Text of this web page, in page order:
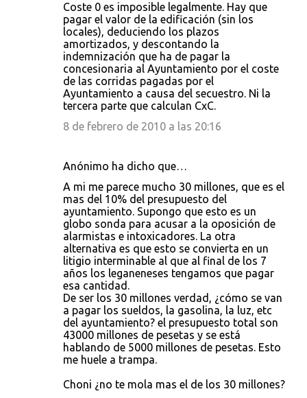
Coste 0 es imposible legalmente. Hay que
pagar el valor de la edificación (sin los
locales), deduciendo los plazos
amortizados, y descontando la
indemnización que ha de pagar la
concesionaria al Ayuntamiento por el coste
de las corridas pagadas por el
Ayuntamiento a causa del secuestro. Ni la
tercera parte que calculan CxC.
8 de febrero de 2010 a las 20:16
Anónimo ha dicho que…
A mi me parece mucho 30 millones, que es el
mas del 10% del presupuesto del
ayuntamiento. Supongo que esto es un
globo sonda para acusar a la oposición de
alarmistas e intoxicadores. La otra
alternativa es que esto se convierta en un
litigio interminable al que al final de los 7
años los leganeneses tengamos que pagar
esa cantidad.
De ser los 30 millones verdad, ¿cómo se van
a pagar los sueldos, la gasolina, la luz, etc
del ayuntamiento? el presupuesto total son
43000 millones de pesetas y se está
hablando de 5000 millones de pesetas. Esto
me huele a trampa.
Choni ¿no te mola mas el de los 30 millones?